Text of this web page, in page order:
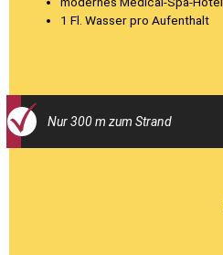
1 Fl. Wasser pro Aufenthalt
Nur 300 m zum Strand